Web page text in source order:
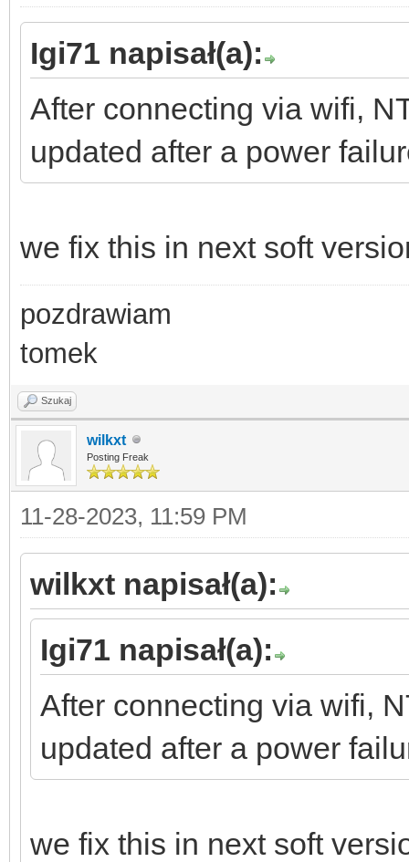
Igi71 napisał(a):
After connecting via wifi,
updated after a power
we fix this in next soft
pozdrawiam
tomek
Szukaj
wilkxt
Posting Freak
11-28-2023, 11:59 PM
wilkxt napisał(a):
Igi71 napisał(a):
After connecting via wifi,
updated after a power
we fix this in next soft